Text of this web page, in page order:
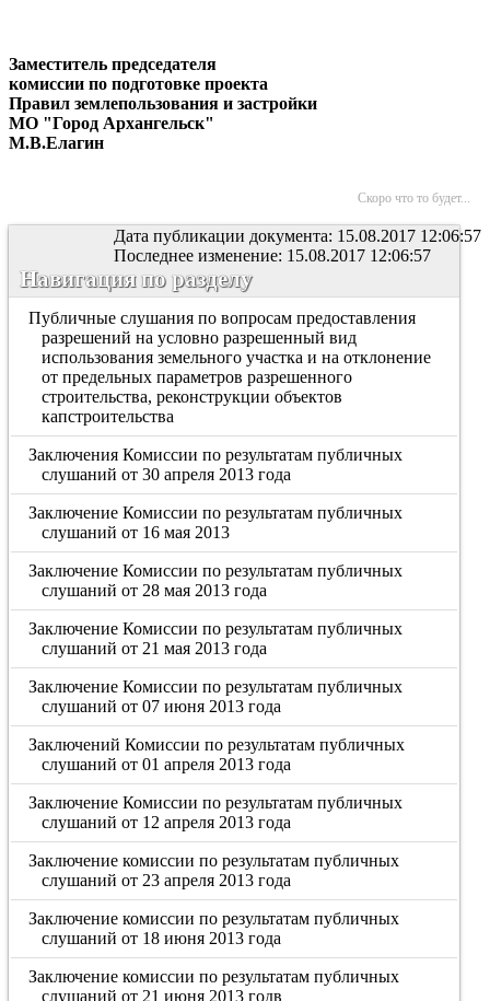
Заместитель председателя
комиссии по подготовке проекта
Правил землепользования и застройки
МО "Город Архангельск"
М.В.Елагин
Скоро что то будет...
Дата публикации документа: 15.08.2017 12:06:57
Последнее изменение: 15.08.2017 12:06:57
Навигация по разделу
Публичные слушания по вопросам предоставления
разрешений на условно разрешенный вид
использования земельного участка и на отклонение
от предельных параметров разрешенного
строительства, реконструкции объектов
капстроительства
Заключения Комиссии по результатам публичных
слушаний от 30 апреля 2013 года
Заключение Комиссии по результатам публичных
слушаний от 16 мая 2013
Заключение Комиссии по результатам публичных
слушаний от 28 мая 2013 года
Заключение Комиссии по результатам публичных
слушаний от 21 мая 2013 года
Заключение Комиссии по результатам публичных
слушаний от 07 июня 2013 года
Заключений Комиссии по результатам публичных
слушаний от 01 апреля 2013 года
Заключение Комиссии по результатам публичных
слушаний от 12 апреля 2013 года
Заключение комиссии по результатам публичных
слушаний от 23 апреля 2013 года
Заключение комиссии по результатам публичных
слушаний от 18 июня 2013 года
Заключение комиссии по результатам публичных
слушаний от 21 июня 2013 годв